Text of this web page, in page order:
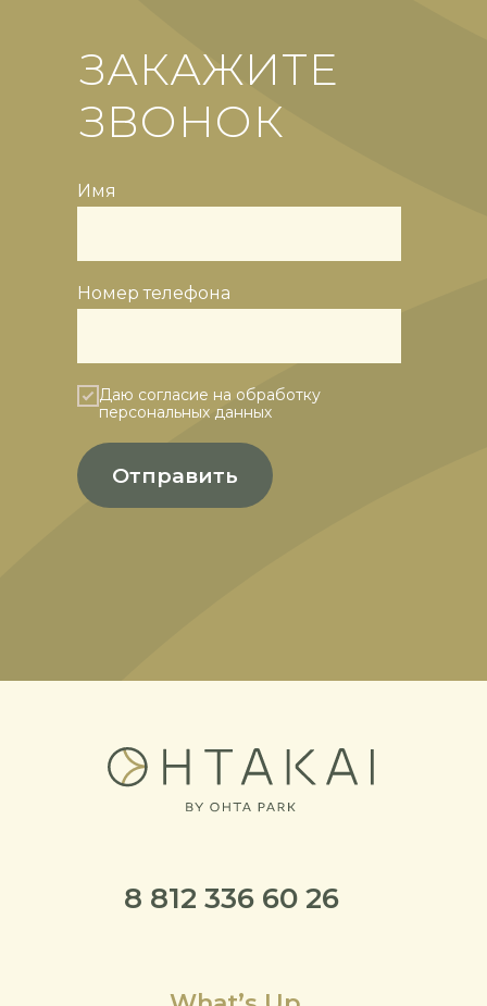
ЗАКАЖИТЕ
ЗВОНОК
Имя
Номер телефона
Даю согласие на обработку
персональных данных
Отправить
8 812 336 60 26